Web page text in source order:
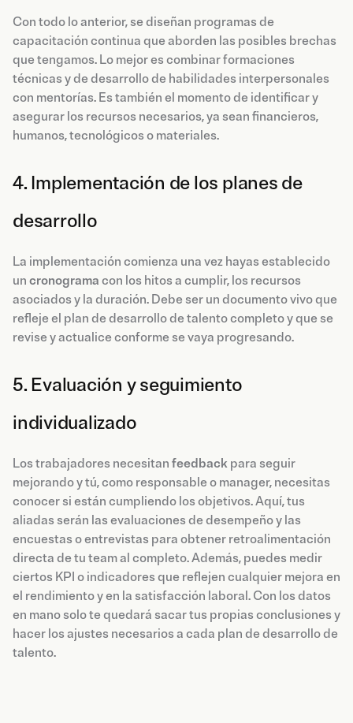
Con todo lo anterior, se diseñan programas de
capacitación continua que aborden las posibles brechas
que tengamos. Lo mejor es combinar formaciones
técnicas y de desarrollo de habilidades interpersonales
con mentorías. Es también el momento de identificar y
asegurar los recursos necesarios, ya sean financieros,
humanos, tecnológicos o materiales.
4. Implementación de los planes de
desarrollo
La implementación comienza una vez hayas establecido
un cronograma con los hitos a cumplir, los recursos
asociados y la duración. Debe ser un documento vivo que
refleje el plan de desarrollo de talento completo y que se
revise y actualice conforme se vaya progresando.
5. Evaluación y seguimiento
individualizado
Los trabajadores necesitan feedback para seguir
mejorando y tú, como responsable o manager, necesitas
conocer si están cumpliendo los objetivos. Aquí, tus
aliadas serán las evaluaciones de desempeño y las
encuestas o entrevistas para obtener retroalimentación
directa de tu team al completo. Además, puedes medir
ciertos KPI o indicadores que reflejen cualquier mejora en
el rendimiento y en la satisfacción laboral. Con los datos
en mano solo te quedará sacar tus propias conclusiones y
hacer los ajustes necesarios a cada plan de desarrollo de
talento.